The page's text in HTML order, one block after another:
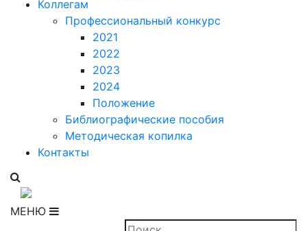
Коллегам
Профессиональный конкурс
2021
2022
2023
2024
Положение
Библиографические пособия
Методическая копилка
Контакты
МЕНЮ